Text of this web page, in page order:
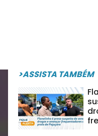
>ASSISTA TAMBÉM